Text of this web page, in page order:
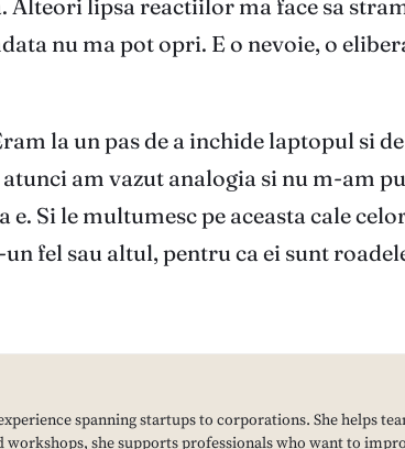
lipsa reactiilor ma face sa
nu ma pot opri. E o nevoie, o
la un pas de a inchide laptopul si
am vazut analogia si nu m-am
e. Si le multumesc pe aceasta cale
fel sau altul, pentru ca ei sunt
spanning startups to corporations. She helps
she supports professionals who want to